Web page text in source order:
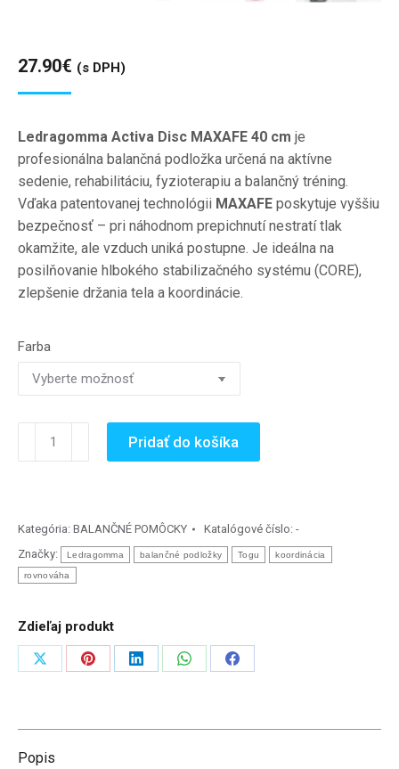
27.90€ (s DPH)
Ledragomma Activa Disc MAXAFE 40 cm je
profesionálna balančná podložka určená na aktívne
sedenie, rehabilitáciu, fyzioterapiu a balančný tréning.
Vďaka patentovanej technológii MAXAFE poskytuje vyššiu
bezpečnosť – pri náhodnom prepichnutí nestratí tlak
okamžite, ale vzduch uniká postupne. Je ideálna na
posilňovanie hlbokého stabilizačného systému (CORE),
zlepšenie držania tela a koordinácie.
Farba
množstvo
40
–
balančná
na
aktívne
sedenie
Pridať do košíka
Kategória: BALANČNÉ POMÔCKY Katalógové číslo: -
Značky:
Ledragomma balančné podložky Togu koordinácia
rovnováha
Zdieľaj produkt
ZdieľaťZdieľaťZdieľaťZdieľaťZdieľať
Popis